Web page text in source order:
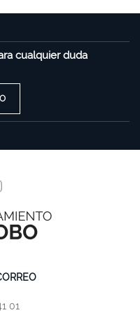
cualquier duda
01